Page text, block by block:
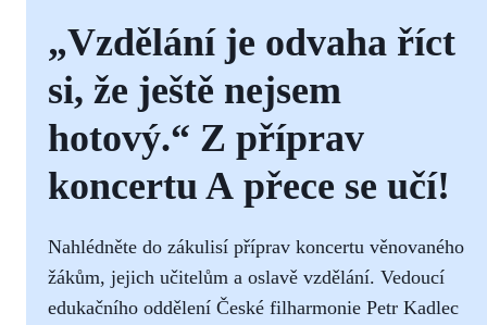
„Vzdělání je odvaha říct
si, že ještě nejsem
hotový.“ Z příprav
koncertu A přece se učí!
Nahlédněte do zákulisí příprav koncertu věnovaného
žákům, jejich učitelům a oslavě vzdělání. Vedoucí
edukačního oddělení České filharmonie Petr Kadlec